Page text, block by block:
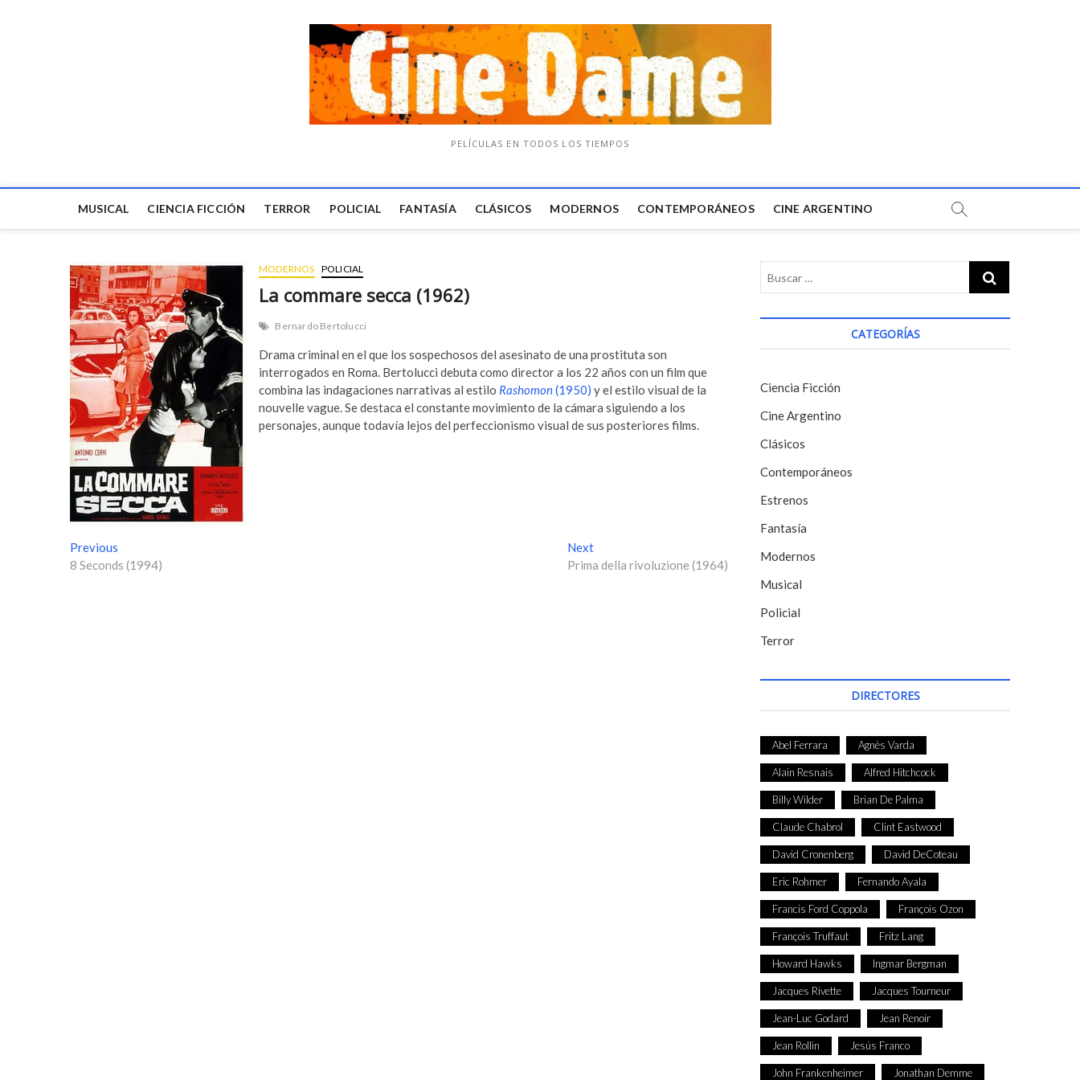
PELÍCULAS EN TODOS LOS TIEMPOS
MUSICAL CIENCIA FICCIÓN TERROR POLICIAL FANTASÍA CLÁSICOS MODERNOS CONTEMPORÁNEOS CINE ARGENTINO
MODERNOS POLICIAL
La commare secca (1962)
Bernardo Bertolucci
Drama criminal en el que los sospechosos del asesinato de una prostituta son
interrogados en Roma. Bertolucci debuta como director a los 22 años con un film que
combina las indagaciones narrativas al estilo Rashomon(1950) y el estilo visual de la
nouvelle vague. Se destaca el constante movimiento de la cámara siguiendo a los
personajes, aunque todavía lejos del perfeccionismo visual de sus posteriores films.
N
a
Previous
r
8 Seconds (1994)
Next
e
Prima della rivoluzione (1964)
CATEGORÍAS
Ciencia Ficción
Cine Argentino
Clásicos
Contemporáneos
Estrenos
Fantasía
Modernos
Musical
Policial
Terror
DIRECTORES
Abel Ferrara Agnès Varda
Alain Resnais Alfred Hitchcock
Billy Wilder Brian De Palma
Claude Chabrol Clint Eastwood
David Cronenberg David DeCoteau
Eric Rohmer Fernando Ayala
Francis Ford Coppola François Ozon
François Truffaut Fritz Lang
Howard Hawks Ingmar Bergman
Jacques Rivette Jacques Tourneur
Jean-Luc Godard Jean Renoir
Jean Rollin Jesús Franco
John Frankenheimer Jonathan Demme